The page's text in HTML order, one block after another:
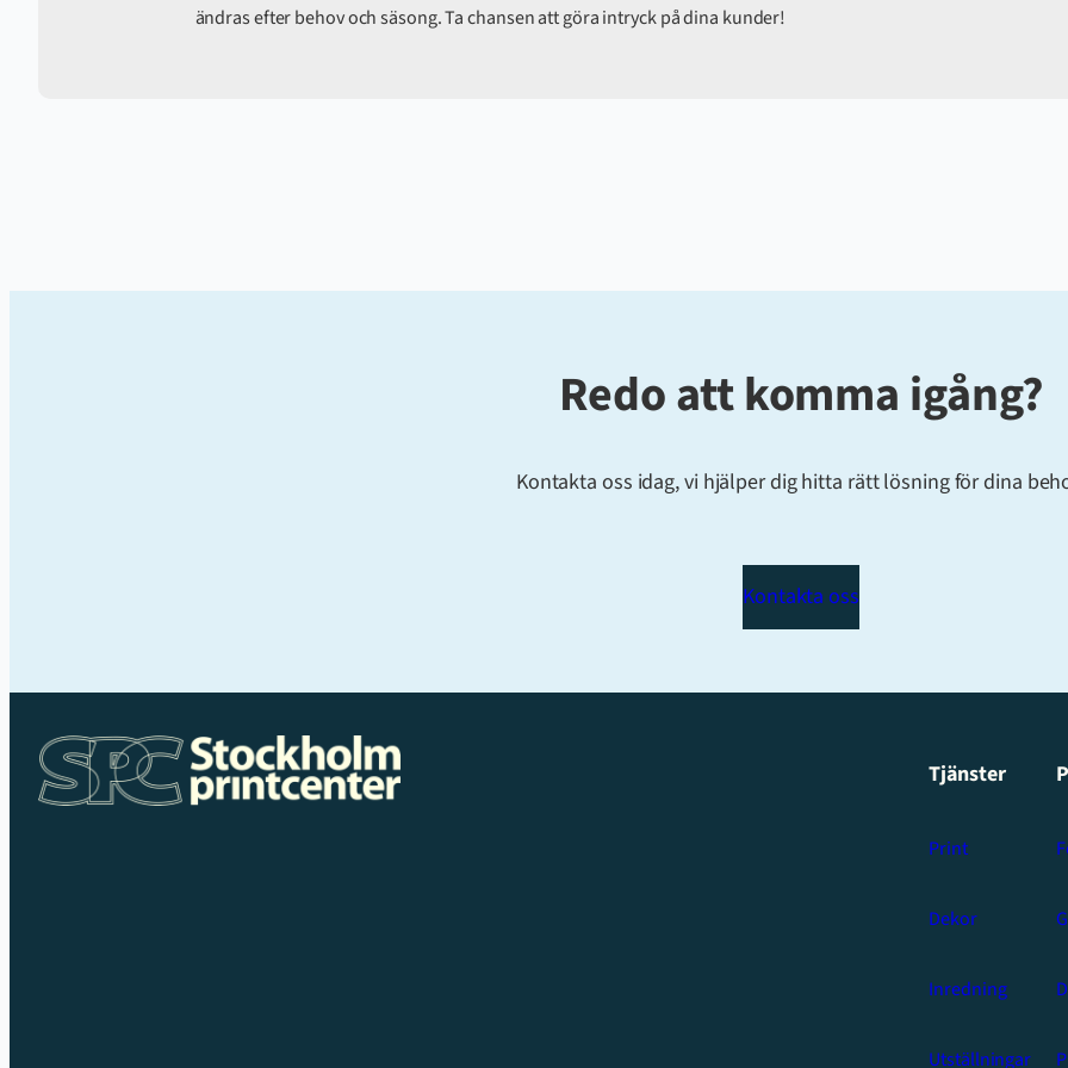
ändras efter behov och säsong. Ta chansen att göra intryck på dina kunder!
Redo att komma igång?
Kontakta oss idag, vi hjälper dig hitta rätt lösning för dina
Kontakta oss
Tjänster
Print
Dekor
Inredning
Utställningar